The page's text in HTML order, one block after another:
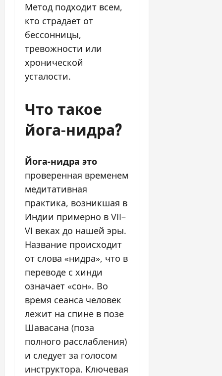
Метод подходит всем,
кто страдает от
бессонницы,
тревожности или
хронической
усталости.
Что такое
йога-нидра?
Йога-нидра это
проверенная временем
медитативная
практика, возникшая в
Индии примерно в VII–
VI веках до нашей эры.
Название происходит
от слова «нидра», что в
переводе с хинди
означает «сон». Во
время сеанса человек
лежит на спине в позе
Шавасана (поза
полного расслабления)
и следует за голосом
инструктора. Ключевая